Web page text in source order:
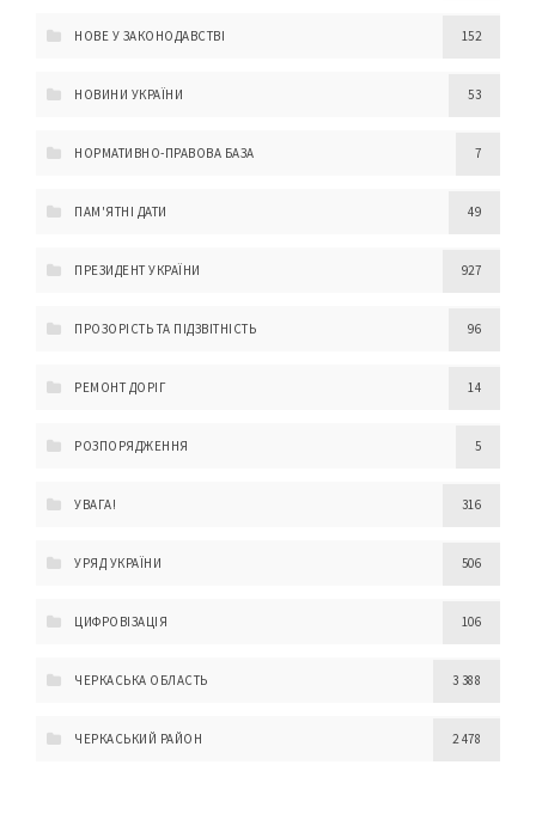
НОВЕ У ЗАКОНОДАВСТВІ 152
НОВИНИ УКРАЇНИ 53
НОРМАТИВНО-ПРАВОВА БАЗА 7
ПАМ'ЯТНІ ДАТИ 49
ПРЕЗИДЕНТ УКРАЇНИ 927
ПРОЗОРІСТЬ ТА ПІДЗВІТНІСТЬ 96
РЕМОНТ ДОРІГ 14
РОЗПОРЯДЖЕННЯ 5
УВАГА! 316
УРЯД УКРАЇНИ 506
ЦИФРОВІЗАЦІЯ 106
ЧЕРКАСЬКА ОБЛАСТЬ 3 388
ЧЕРКАСЬКИЙ РАЙОН 2 478